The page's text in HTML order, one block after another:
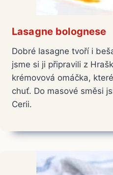
Lasagne bolognese
Dobré lasagne tvoří i
jsme si ji připravili z
krémovová omáčka,
chuť. Do masové směsi
Cerii.